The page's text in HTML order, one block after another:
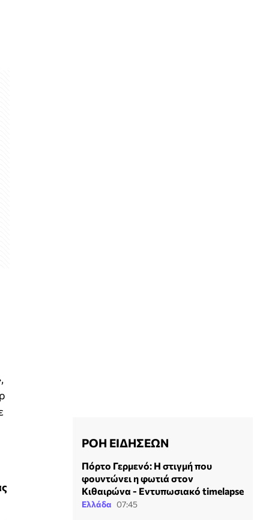
ΡΟΗ ΕΙΔΗΣΕΩΝ
Πόρτο Γερμενό: Η στιγμή που
φουντώνει η φωτιά στον
Κιθαιρώνα - Εντυπωσιακό timelapse
Ελλάδα 07:45